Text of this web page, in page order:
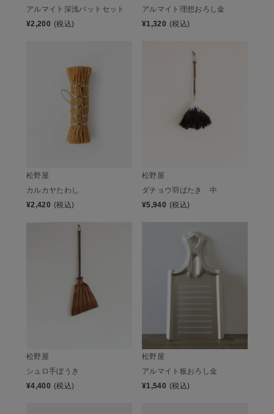
アルマイト深浅バットセット
¥2,200 (税込)
アルマイト理想おろし金
¥1,320 (税込)
松野屋
カルカヤたわし
¥2,420 (税込)
松野屋
ダチョウ羽ばたき 中
¥5,940 (税込)
松野屋
シュロ手ぼうき
¥4,400 (税込)
松野屋
アルマイト板おろし金
¥1,540 (税込)